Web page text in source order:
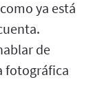
ya está
de
fotográfica